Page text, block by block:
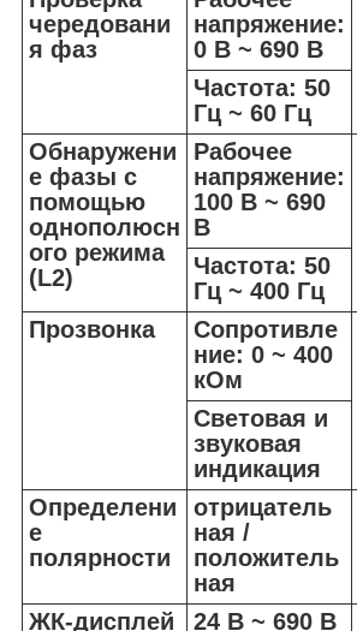
чередовани
я фаз
напряжение:
0 В ~ 690 В
Частота: 50
Гц ~ 60 Гц
Обнаружени
е фазы с
помощью
однополюсн
ого режима
(L2)
Рабочее
напряжение:
100 В ~ 690
В
Частота: 50
Гц ~ 400 Гц
Прозвонка
Сопротивле
ние: 0 ~ 400
кОм
Световая и
звуковая
индикация
Определени
е
полярности
отрицатель
ная /
положитель
ная
ЖК-дисплей 24 В ~ 690 В